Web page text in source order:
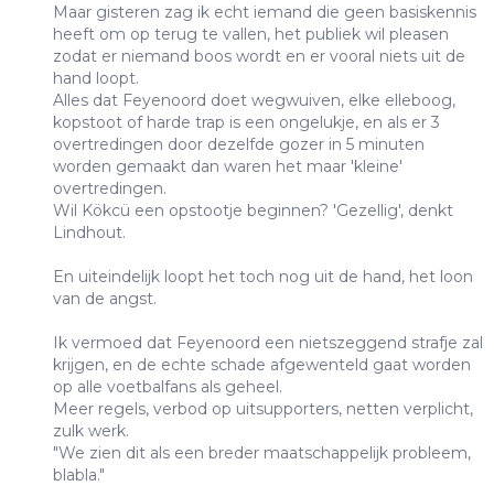
Maar gisteren zag ik echt iemand die geen basiskennis
heeft om op terug te vallen, het publiek wil pleasen
zodat er niemand boos wordt en er vooral niets uit de
hand loopt.
Alles dat Feyenoord doet wegwuiven, elke elleboog,
kopstoot of harde trap is een ongelukje, en als er 3
overtredingen door dezelfde gozer in 5 minuten
worden gemaakt dan waren het maar 'kleine'
overtredingen.
Wil Kökcü een opstootje beginnen? 'Gezellig', denkt
Lindhout.
En uiteindelijk loopt het toch nog uit de hand, het loon
van de angst.
Ik vermoed dat Feyenoord een nietszeggend strafje zal
krijgen, en de echte schade afgewenteld gaat worden
op alle voetbalfans als geheel.
Meer regels, verbod op uitsupporters, netten verplicht,
zulk werk.
"We zien dit als een breder maatschappelijk probleem,
blabla."